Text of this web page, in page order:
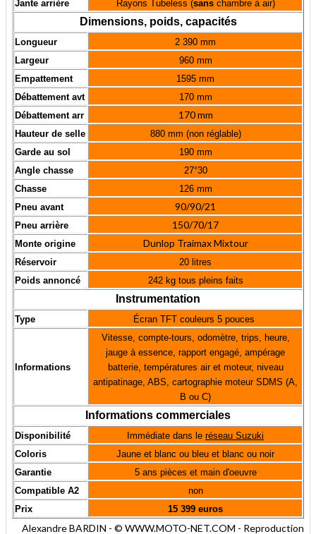
Jante arrière
Rayons Tubeless (sanschambre à air)
Dimensions, poids, capacités
Longueur
2 390 mm
Largeur
960 mm
Empattement
1595 mm
Débattement avt
170 mm
Débattement arr
170 mm
Hauteur de selle
880 mm (non réglable)
Garde au sol
190 mm
Angle chasse
27°30
Chasse
126 mm
Pneu avant
90/90/21
Pneu arrière 150/70/17
Monte origine Dunlop Traimax Mixtour
Réservoir
20 litres
Poids annoncé
242 kg tous pleins faits
Instrumentation
Type Écran TFT couleurs 5 pouces
Informations
Vitesse, compte-tours, odomètre, trips, heure,
jauge à essence, rapport engagé, ampérage
batterie, températures air et moteur, niveau
antipatinage, ABS, cartographie moteur SDMS (A,
B ou C)
Informations commerciales
Disponibilité Immédiate dans le réseau Suzuki
Coloris
Jaune et blanc ou bleu et blanc ou noir
Garantie
5 ans pièces et main d'oeuvre
Compatible A2
non
Prix
15 399 euros
Alexandre BARDIN - © WWW.MOTO-NET.COM - Reproduction